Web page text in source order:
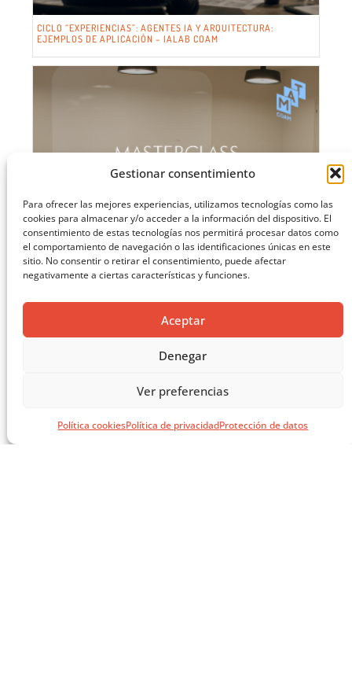
Gestionar consentimiento
Para ofrecer las mejores experiencias, utilizamos tecnologías como las
cookies para almacenar y/o acceder a la información del dispositivo. El
consentimiento de estas tecnologías nos permitirá procesar datos como
el comportamiento de navegación o las identificaciones únicas en este
sitio. No consentir o retirar el consentimiento, puede afectar
negativamente a ciertas características y funciones.
Aceptar
Denegar
Ver preferencias
Política cookiesPolítica de privacidadProtección de datos
CICLO “EXPERIENCIAS”: AGENTES IA Y ARQUITECTURA:
EJEMPLOS DE APLICACIÓN – IALAB COAM
MASTERCLASS: ARQUITECTURA PARA EL APRENDIZAJE
CARGAR MÁS ...